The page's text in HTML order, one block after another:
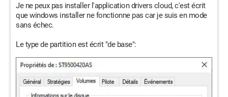
Je ne peux pas installer l'application drivers cloud, c'est écrit
que windows installer ne fonctionne pas car je suis en mode
sans échec.
Le type de partition est écrit "de base":